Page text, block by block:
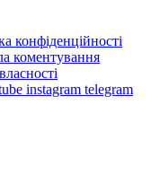
конфіденційності
коментування
instagram telegram